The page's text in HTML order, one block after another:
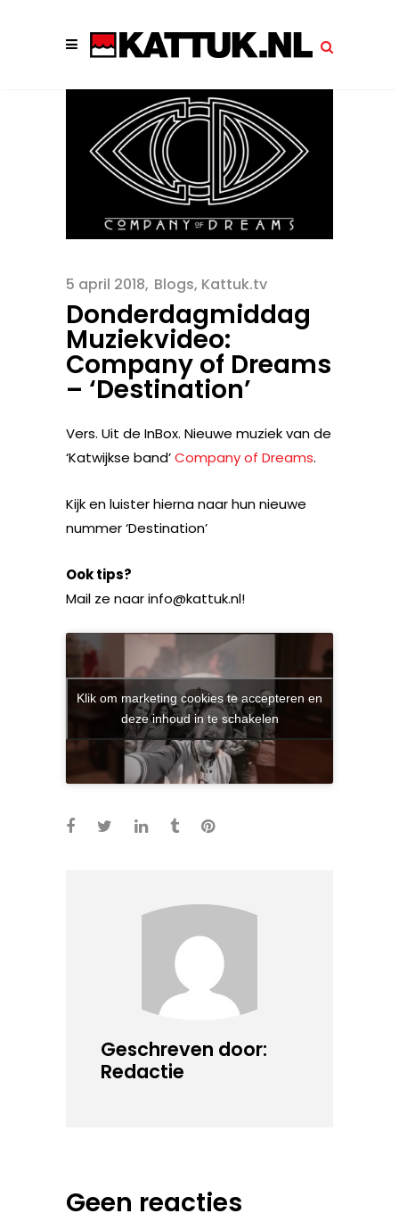
5 april 2018 Blogs, Kattuk.tv
Donderdagmiddag
Muziekvideo:
Company of Dreams
– ‘Destination’
Vers. Uit de InBox. Nieuwe muziek van de
‘Katwijkse band’Company of Dreams.
Kijk en luister hierna naar hun nieuwe
nummer ‘Destination’
Ook tips?
Mail ze naar info@kattuk.nl!
Klik om marketing cookies te accepteren en
deze inhoud in te schakelen
Geschreven door:
Redactie
Geen reacties